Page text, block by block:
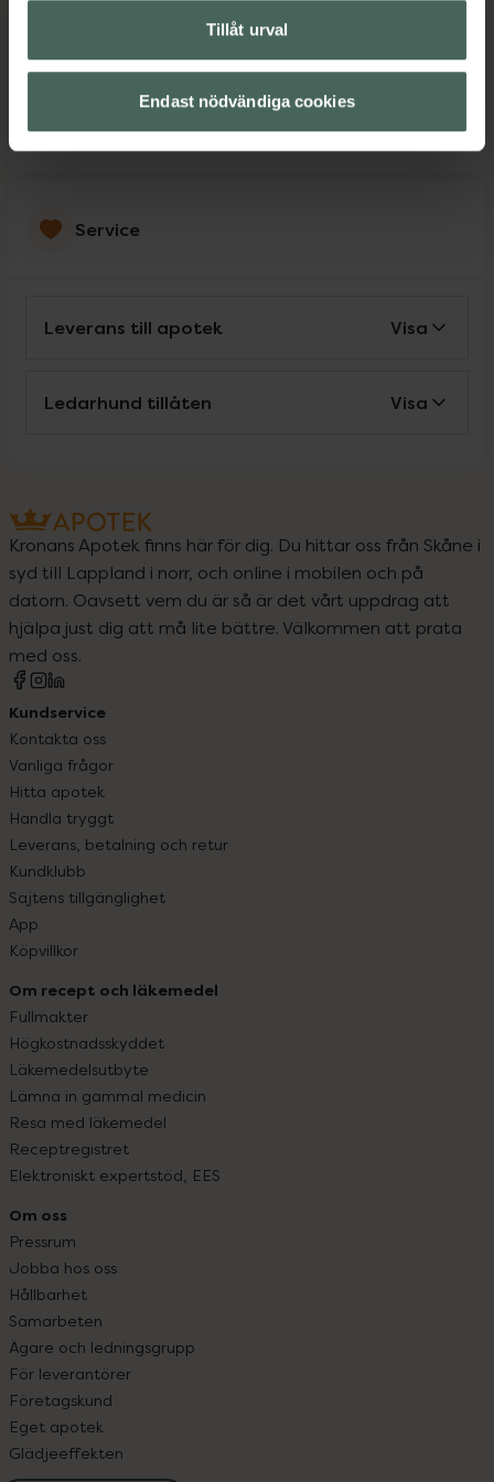
Tillåt urval
Endast nödvändiga cookies
Språk
Service
Leverans till apotek Visa
Ledarhund tillåten Visa
Kronans Apotek finns här för dig. Du hittar oss från Skåne i
syd till Lappland i norr, och online i mobilen och på
datorn. Oavsett vem du är så är det vårt uppdrag att
hjälpa just dig att må lite bättre. Välkommen att prata
med oss.
Kundservice
Kontakta oss
Vanliga frågor
Hitta apotek
Handla tryggt
Leverans, betalning och retur
Kundklubb
Sajtens tillgänglighet
App
Köpvillkor
Om recept och läkemedel
Fullmakter
Högkostnadsskyddet
Läkemedelsutbyte
Lämna in gammal medicin
Resa med läkemedel
Receptregistret
Elektroniskt expertstöd, EES
Om oss
Pressrum
Jobba hos oss
Hållbarhet
Samarbeten
Ägare och ledningsgrupp
För leverantörer
Företagskund
Eget apotek
Glädjeeffekten